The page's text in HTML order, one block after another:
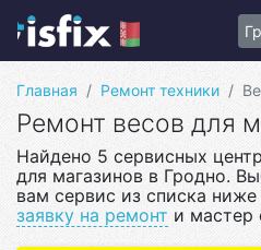
Главная Ремонт техники
Ремонт весов для
Найдено 5 сервисных
для магазинов в Гродно.
вам сервис из списка
заявку на ремонт и мастер